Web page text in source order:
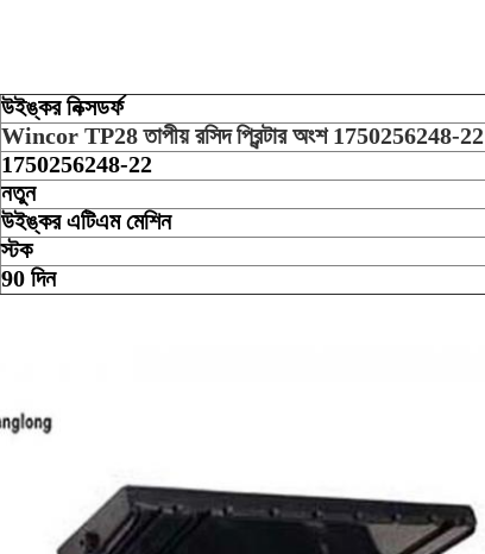
উইঙ্কর নিক্সডর্ফ
Wincor TP28 তাপীয় রসিদ প্রিন্টার অংশ 1750256248-22
1750256248-22
নতুন
উইঙ্কর এটিএম মেশিন
স্টক
90 দিন